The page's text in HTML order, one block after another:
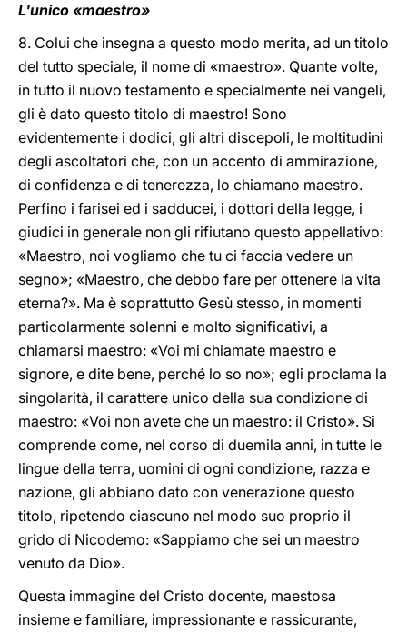
L'unico «maestro»
8. Colui che insegna a questo modo merita, ad un titolo
del tutto speciale, il nome di «maestro». Quante volte,
in tutto il nuovo testamento e specialmente nei vangeli,
gli è dato questo titolo di maestro! Sono
evidentemente i dodici, gli altri discepoli, le moltitudini
degli ascoltatori che, con un accento di ammirazione,
di confidenza e di tenerezza, lo chiamano maestro.
Perfino i farisei ed i sadducei, i dottori della legge, i
giudici in generale non gli rifiutano questo appellativo:
«Maestro, noi vogliamo che tu ci faccia vedere un
segno»; «Maestro, che debbo fare per ottenere la vita
eterna?». Ma è soprattutto Gesù stesso, in momenti
particolarmente solenni e molto significativi, a
chiamarsi maestro: «Voi mi chiamate maestro e
signore, e dite bene, perché lo so no»; egli proclama la
singolarità, il carattere unico della sua condizione di
maestro: «Voi non avete che un maestro: il Cristo». Si
comprende come, nel corso di duemila anni, in tutte le
lingue della terra, uomini di ogni condizione, razza e
nazione, gli abbiano dato con venerazione questo
titolo, ripetendo ciascuno nel modo suo proprio il
grido di Nicodemo: «Sappiamo che sei un maestro
venuto da Dio».
Questa immagine del Cristo docente, maestosa
insieme e familiare, impressionante e rassicurante,